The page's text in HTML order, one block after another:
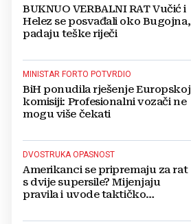
BUKNUO VERBALNI RAT Vučić i
Helez se posvađali oko Bugojna,
padaju teške riječi
MINISTAR FORTO POTVRDIO
BiH ponudila rješenje Europskoj
komisiji: Profesionalni vozači ne
mogu više čekati
DVOSTRUKA OPASNOST
Amerikanci se pripremaju za rat
s dvije supersile? Mijenjaju
pravila i uvode taktičko